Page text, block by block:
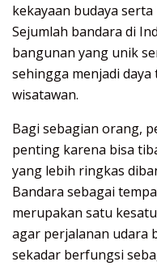
kekayaan budaya
Sejumlah bandara di
bangunan yang unik
sehingga menjadi
wisatawan.
Bagi sebagian orang,
penting karena bisa
yang lebih ringkas
Bandara sebagai
merupakan satu
agar perjalanan udara
sekadar berfungsi